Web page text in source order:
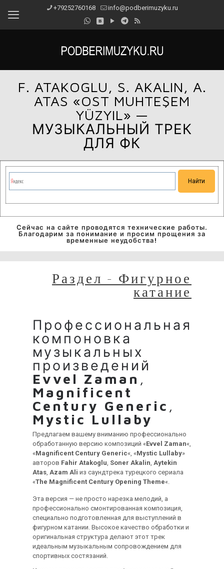
+79252760168 info@podberimuzyku.ru
F. ATAKOGLU, S. AKALIN, A.
ATAS «OST MUHTEŞEM
YÜZYIL» —
МУЗЫКАЛЬНЫЙ ТРЕК
ДЛЯ ФК
Сейчас на сайте проводятся технические работы.
Благодарим за понимание и просим прощения за
временные неудобства!
Раздел - Фигурное
катание
Профессиональная
компоновка
музыкальных
произведений
Evvel Zaman ,
Magnificent
Century Generic ,
Mystic Lullaby
Предлагаем вашему вниманию профессионально
обработанную версию композиций «Evvel Zaman«,
«Magnificent Century Generic«, «Mystic Lullaby»
авторов Fahir Atakoglu, Soner Akalin, Aytekin
Atas, Azam Ali из саундтрека турецкого сериала
«The Magnificent Century Opening Theme«.
Эта версия — не просто нарезка мелодий, а
профессионально смонтированная композиция,
специально подготовленная для выступлений в
фигурном катании. Высокое качество обработки и
оригинальная структура делают этот трек
идеальным музыкальным сопровождением для
спортивных состязаний.